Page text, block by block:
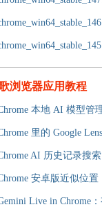
浏览器应用教程
本地 AI 模型管
里的 Google
AI 历史记录搜
安卓版近似位置
Live in Chrome：